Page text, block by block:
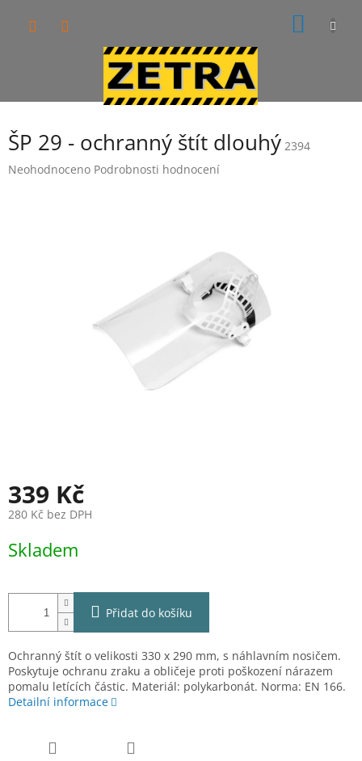
ŠP 29 - ochranný štít dlouhý 2394
Průměrné
Neohodnoceno Podrobnosti hodnocení
339 Kč
280 Kč bez DPH
cena:
Skladem
Přidat do košíku
Ochranný štít o velikosti 330 x 290 mm, s náhlavním nosičem.
Poskytuje ochranu zraku a obličeje proti poškození nárazem
pomalu letících částic. Materiál: polykarbonát. Norma: EN 166.
Detailní informace